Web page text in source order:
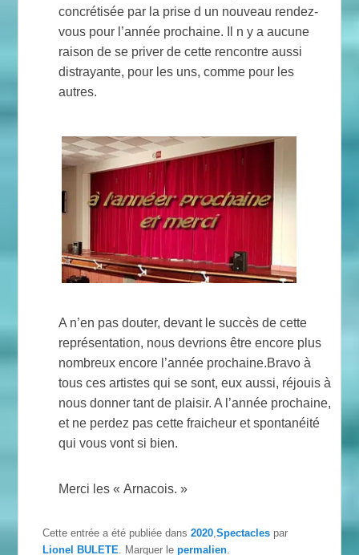
concrétisée par la prise d un nouveau rendez-
vous pour l’année prochaine. Il n y a aucune
raison de se priver de cette rencontre aussi
distrayante, pour les uns, comme pour les
autres.
A n’en pas douter, devant le succès de cette
représentation, nous devrions être encore plus
nombreux encore l’année prochaine.Bravo à
tous ces artistes qui se sont, eux aussi, réjouis à
nous donner tant de plaisir. A l’année prochaine,
et ne perdez pas cette fraicheur et spontanéité
qui vous vont si bien.
Merci les « Arnacois. »
Cette entrée a été publiée dans2020 ,Spectacles par
Lionel BULETE . Marquer lepermalien